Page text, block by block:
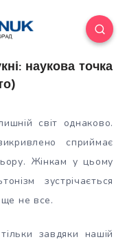
наукова точка
світ однаково.
сприймає
Жінкам у цьому
зустрічається
ще не все.
тільки завдяки нашій